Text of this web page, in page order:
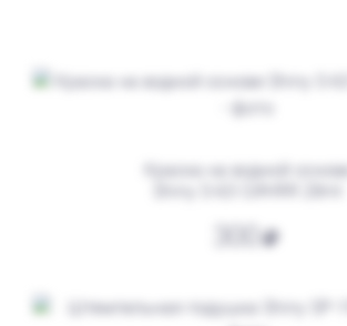
Печать ИП № Р31
Краска на водной основе